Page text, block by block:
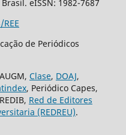
eISSN: 1982-7687
de Periódicos
Clase, DOAJ,
, Periódico Capes,
Red de Editores
(REDREU).